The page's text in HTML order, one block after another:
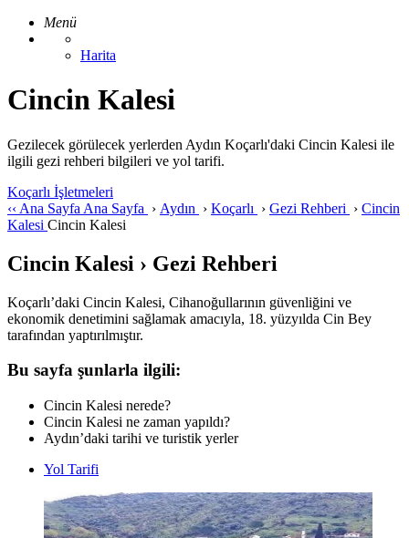
Menü
Harita
Cincin Kalesi
Gezilecek görülecek yerlerden Aydın Koçarlı'daki Cincin Kalesi ile
ilgili gezi rehberi bilgileri ve yol tarifi.
Koçarlı İşletmeleri
‹‹ Ana Sayfa Ana Sayfa › Aydın › Koçarlı › Gezi Rehberi › Cincin
Kalesi Cincin Kalesi
Cincin Kalesi › Gezi Rehberi
Koçarlı’daki Cincin Kalesi, Cihanoğullarının güvenliğini ve
ekonomik denetimini sağlamak amacıyla, 18. yüzyılda Cin Bey
tarafından yaptırılmıştır.
Bu sayfa şunlarla ilgili:
Cincin Kalesi nerede?
Cincin Kalesi ne zaman yapıldı?
Aydın’daki tarihi ve turistik yerler
Yol Tarifi